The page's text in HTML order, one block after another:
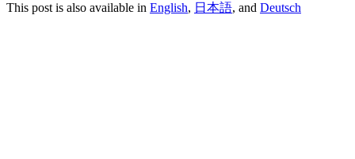
This post is also available in English, 日本語, and Deutsch